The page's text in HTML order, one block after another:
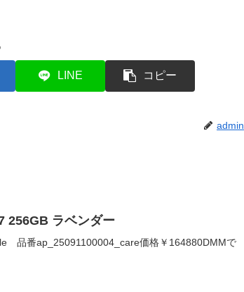
LINE コピー
admin
256GB ラベンダー
品番ap_25091100004_care価格￥164880DMMで